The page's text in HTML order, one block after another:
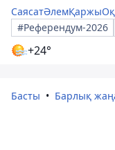
СаясатӘлемҚаржы
#Референдум-2026
+24°
Басты Барлық